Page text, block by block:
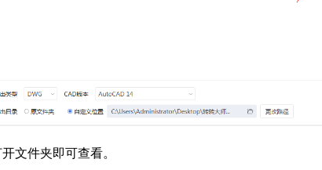
文件夹即可查看。